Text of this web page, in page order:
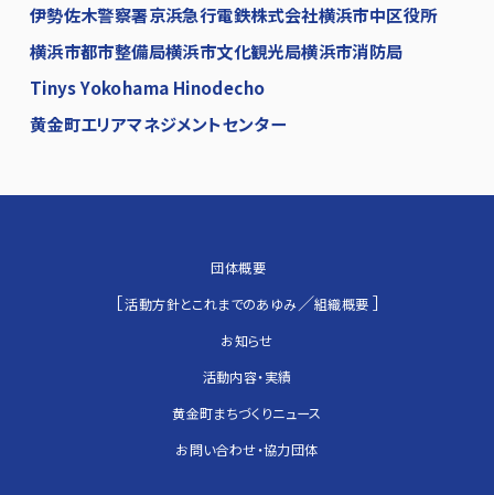
伊勢佐木警察署京浜急行電鉄株式会社横浜市中区役所
横浜市都市整備局横浜市文化観光局横浜市消防局
Tinys Yokohama Hinodecho
黄金町エリアマネジメントセンター
団体概要
［活動方針とこれまでのあゆみ ／組織概要 ］
お知らせ
活動内容・実績
黄金町まちづくりニュース
お問い合わせ・協力団体